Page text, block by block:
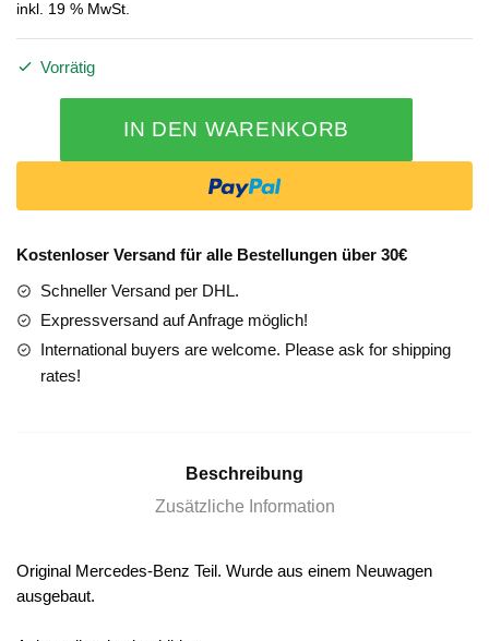
inkl. 19 % MwSt.
Vorrätig
Klasse
Türverkleidung
rechts
schwarz
Burmester
Menge
IN DEN WARENKORB
Kostenloser Versand für alle Bestellungen über 30€
Schneller Versand per DHL.
Expressversand auf Anfrage möglich!
International buyers are welcome. Please ask for shipping
rates!
Beschreibung
Zusätzliche Information
Original Mercedes-Benz Teil. Wurde aus einem Neuwagen
ausgebaut.